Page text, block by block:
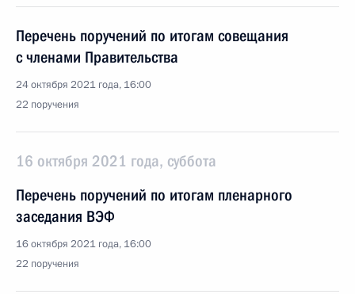
Перечень поручений по итогам совещания
с членами Правительства
24 октября 2021 года, 16:00
22 поручения
16 октября 2021 года, суббота
Перечень поручений по итогам пленарного
заседания ВЭФ
16 октября 2021 года, 16:00
22 поручения